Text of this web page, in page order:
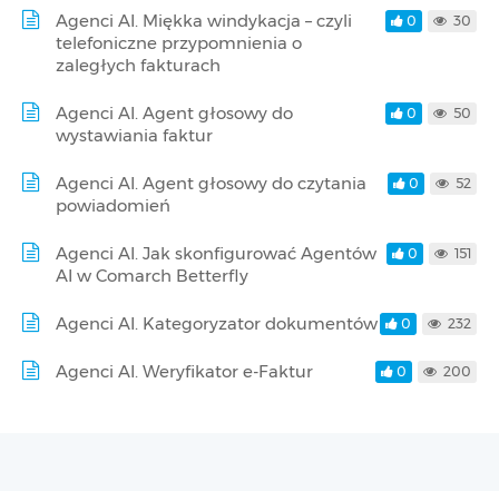
Agenci AI. Miękka windykacja – czyli
telefoniczne przypomnienia o
zaległych fakturach
0 30
Agenci AI. Agent głosowy do
wystawiania faktur
0 50
Agenci AI. Agent głosowy do czytania
powiadomień
0 52
Agenci AI. Jak skonfigurować Agentów
AI w Comarch Betterfly
0 151
Agenci AI. Kategoryzator dokumentów 0 232
Agenci AI. Weryfikator e-Faktur 0 200